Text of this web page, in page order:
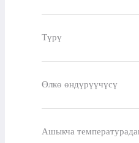
Түрү
Өлкө өндүрүүчүсү
Ашыкча